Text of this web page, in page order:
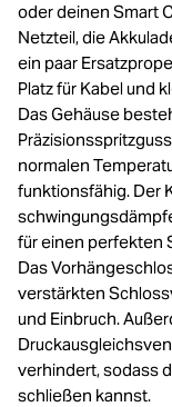
oder deinen Smart
Netzteil, die
ein paar
Platz für Kabel und
Das Gehäuse
normalen
funktionsfähig. Der
für einen perfekten
Das
verstärkten
und Einbruch.
verhindert, sodass
schließen kannst.